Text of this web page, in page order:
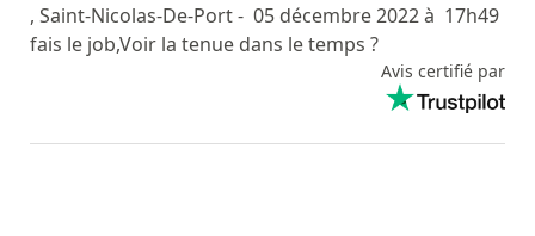
, Saint-Nicolas-De-Port- 05 décembre 2022 à 17h49
fais le job,Voir la tenue dans le temps ?
Avis certifié par